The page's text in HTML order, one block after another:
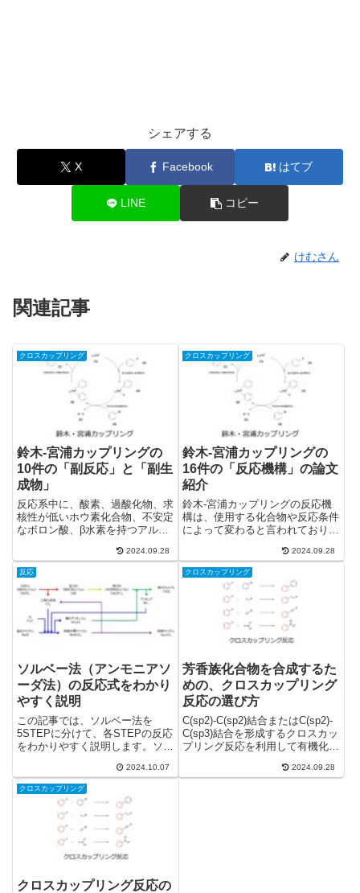
シェアする
X Facebook はてブ
LINE コピー
けむさん
関連記事
クロスカップリング
鈴木-宮浦カップリングの
10件の「副反応」と「副生
成物」
反応系中に、酸素、過酸化物、求
核性が低いホウ素化合物、不安定
なボロン酸、β水素を持つアルコ
ン構造があると、副反応が起きる
可能性があります。一通りの副反
応を知っておくと、副反応生成物
が何かを同定できたり、副反応を
抑制する反応条件に変更できた
り、実験するうえで役に立ちま
す。
2024.09.28
クロスカップリング
鈴木-宮浦カップリングの
16件の「反応機構」の論文
紹介
鈴木-宮浦カップリングの反応機
構は、使用する化合物や反応条件
によって変わると言われており、
についての論文を、酸化的付加、
トランスメタル化、還元的脱離、
塩基の影響、二層系の影響、添加
剤の影響のトピックスに分けて
16件紹介します。
2024.09.28
反応
ソルベー法（アンモニアソ
ーダ法）の反応式をわかり
やすく説明
この記事では、ソルベー法を
5STEPに分けて、各STEPの反応
をわかりやすく説明します。ソル
（NaCl）と石灰石（CaCO3）か
ら炭酸ナトリウム（Na2CO3）を
製造する方法です。ソルベー法
は、ガラスの材料になる炭...
2024.10.07
クロスカップリング
芳香族化合物を合成するた
めの、クロスカップリング
反応の選び方
C(sp2)-C(sp2)結合またはC(sp2)-
C(sp3)結合を形成するクロスカッ
プリング反応を利用して有機化合
リング、スティレカップリング、
2024.09.28
クロスカップリング
クロスカップリング反応の